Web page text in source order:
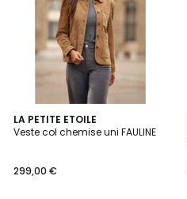
LA PETITE ETOILE
Veste col chemise uni FAULINE
299,00 €
2
Couleurs